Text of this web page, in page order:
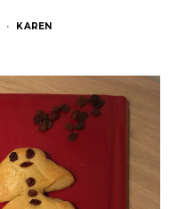
KAREN